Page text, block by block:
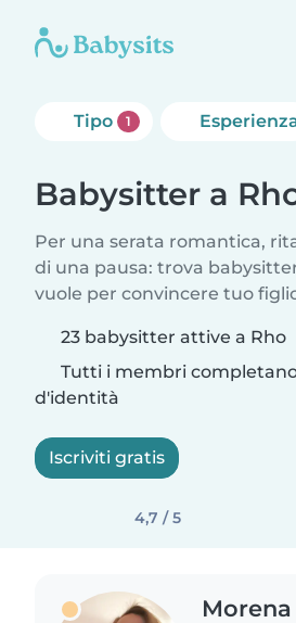
Tipo 1
Babysitter a
Per una serata romantica,
di una pausa: trova
vuole per convincere tuo
23 babysitter attive a Rho
Tutti i membri
d'identità
Iscriviti gratis
4,7 / 5
Morena